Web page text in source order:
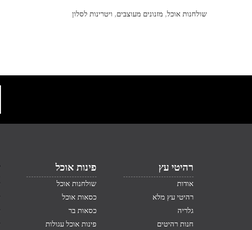
שולחנות אוכל, מזנונים מעוצבים, ויטרינות לסלון
רהיטי עץ
אודות
רהיטי עץ מלא
גלריה
חנות רהיטים
פינות אוכל
שולחנות אוכל
כסאות אוכל
כסאות בר
פינות אוכל עגולות